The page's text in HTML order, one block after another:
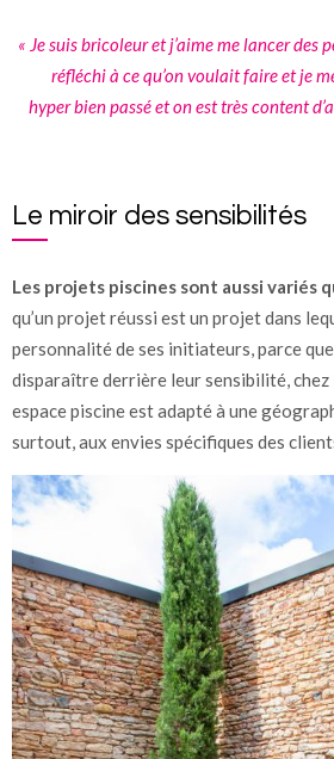
« Je suis bricoleur et j’aime me lancer des
réfléchi à ce qu’on voulait faire et je
hyper bien passé et on est très content
Le miroir des sensibilités
Les projets piscines sont aussi variés
qu’un projet réussi est un projet dans
personnalité de ses initiateurs, parce
disparaître derrière leur sensibilité, chez
espace piscine est adapté à une
surtout, aux envies spécifiques des